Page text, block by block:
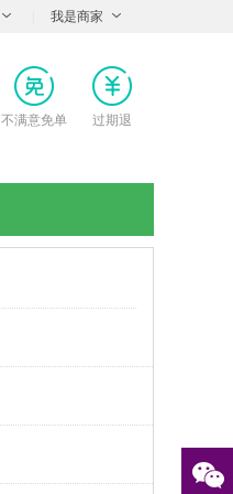
我是商家
不满意免单 过期退